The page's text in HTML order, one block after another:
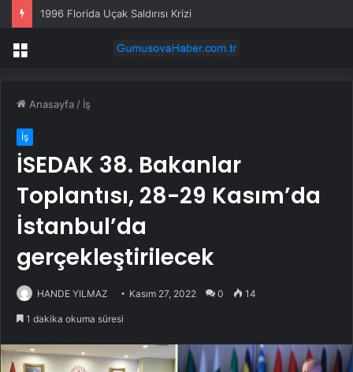
1996 Florida Uçak Saldırısı Krizi
Menü
Anasayfa / İş
İş
İSEDAK 38. Bakanlar
Toplantısı, 28-29 Kasım’da
İstanbul’da
gerçekleştirilecek
HANDE YILMAZ Kasım 27, 2022 0 14
1 dakika okuma süresi